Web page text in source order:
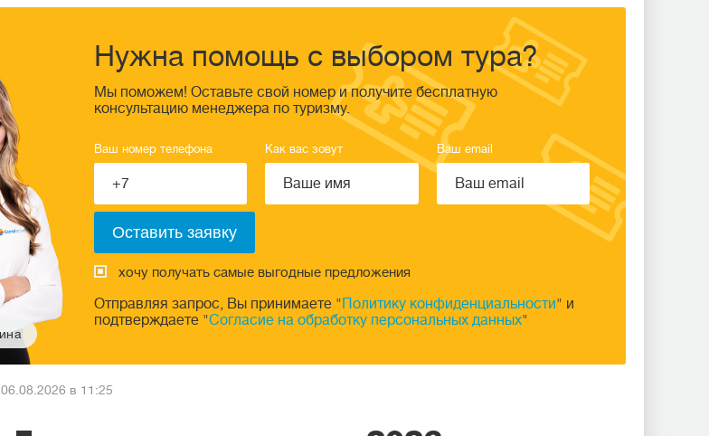
Нужна помощь с выбором тура?
Мы поможем! Оставьте свой номер и получите бесплатную
консультацию менеджера по туризму.
Ваш номер телефона Как вас зовут Ваш email
хочу получать самые выгодные предложения
Отправляя запрос, Вы принимаете "Политику конфиденциальности" и
подтверждаете "Согласие на обработку персональных данных"
в 11:25